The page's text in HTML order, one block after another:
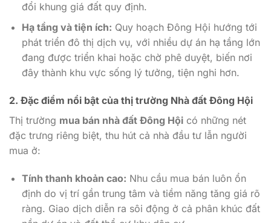
đổi khung giá đất quy định.
Hạ tầng và tiện ích: Quy hoạch Đông Hội hướng tới
phát triển đô thị dịch vụ, với nhiều dự án hạ tầng lớn
đang được triển khai hoặc chờ phê duyệt, biến nơi
đây thành khu vực sống lý tưởng, tiện nghi hơn.
2. Đặc điểm nổi bật của thị trường Nhà đất Đông Hội
Thị trường mua bán nhà đất Đông Hội có những nét
đặc trưng riêng biệt, thu hút cả nhà đầu tư lẫn người
mua ở:
Tính thanh khoản cao: Nhu cầu mua bán luôn ổn
định do vị trí gần trung tâm và tiềm năng tăng giá rõ
ràng. Giao dịch diễn ra sôi động ở cả phân khúc đất